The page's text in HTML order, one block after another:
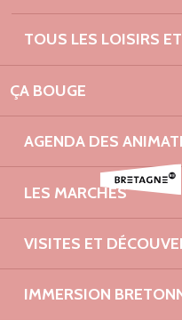
TOUS LES LOISIRS
ÇA BOUGE
AGENDA DES
LES MARCHÉS
VISITES ET
IMMERSION